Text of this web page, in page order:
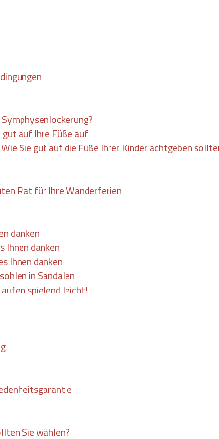
auf Ihre Füße auf
Sie gut auf die Füße Ihrer Kinder achtgeben
Rat für Ihre Wanderferien
danken
Ihnen danken
Ihnen danken
in Sandalen
spielend leicht!
Sie wählen?